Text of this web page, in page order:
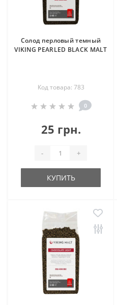
Солод перловый темный
VIKING PEARLED BLACK MALT
Код товара: 783
0
25 грн.
- +
КУПИТЬ